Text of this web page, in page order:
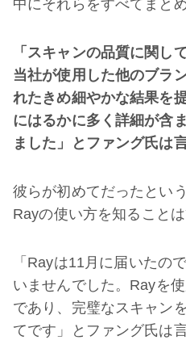
中にそれらをすべてまと
「スキャンの品質に関し
当社が使用した他のブラ
れたきめ細やかな結果を
にはるかに多く詳細が含
ました」とファング氏は
彼らが初めてだったとい
Rayの使い方を知ることは
「Rayは11月に届いたの
いませんでした。Rayを
であり、完璧なスキャン
てです」とファング氏は